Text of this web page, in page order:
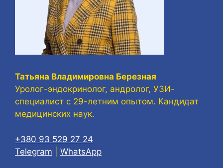
Татьяна Владимировна Березная
Уролог-эндокринолог, андролог, УЗИ-
специалист с 29-летним опытом. Кандидат
медицинских наук.
+380 93 529 27 24
Telegram
WhatsApp